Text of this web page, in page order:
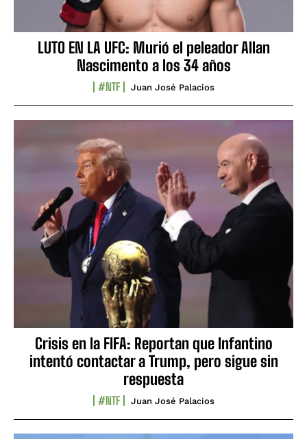
LUTO EN LA UFC: Murió el peleador Allan
Nascimento a los 34 años
#NTF Juan José Palacios
Crisis en la FIFA: Reportan que Infantino
intentó contactar a Trump, pero sigue sin
respuesta
#NTF Juan José Palacios